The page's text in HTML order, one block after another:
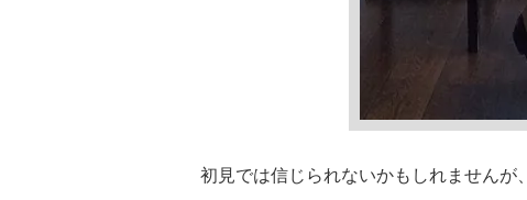
初見では信じられないかもしれませんが、